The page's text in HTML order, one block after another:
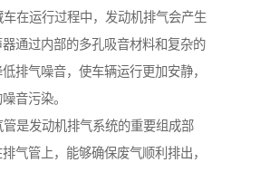
在运行过程中，发动机排气会产生
通过内部的多孔吸音材料和复杂的
排气噪音，使车辆运行更加安静，
音污染。
是发动机排气系统的重要组成部
气管上，能够确保废气顺利排出，